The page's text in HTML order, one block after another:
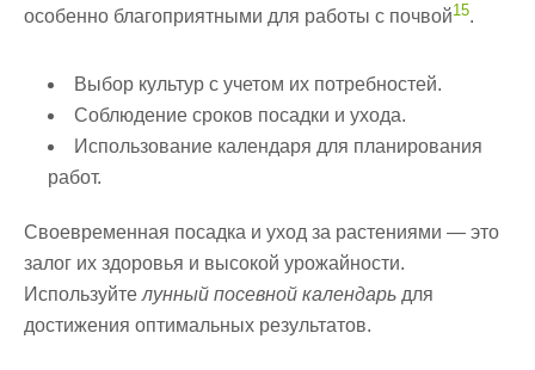
особенно благоприятными для работы с почвой15.
Выбор культур с учетом их потребностей.
Соблюдение сроков посадки и ухода.
Использование календаря для планирования
работ.
Своевременная посадка и уход за растениями — это
залог их здоровья и высокой урожайности.
Используйте лунный посевной календарь для
достижения оптимальных результатов.